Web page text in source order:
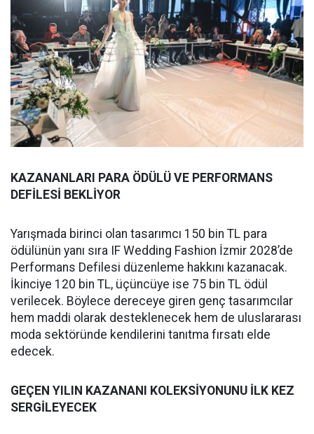
KAZANANLARI PARA ÖDÜLÜ VE PERFORMANS
DEFİLESİ BEKLİYOR
Yarışmada birinci olan tasarımcı 150 bin TL para
ödülünün yanı sıra IF Wedding Fashion İzmir 2028’de
Performans Defilesi düzenleme hakkını kazanacak.
İkinciye 120 bin TL, üçüncüye ise 75 bin TL ödül
verilecek. Böylece dereceye giren genç tasarımcılar
hem maddi olarak desteklenecek hem de uluslararası
moda sektöründe kendilerini tanıtma fırsatı elde
edecek.
GEÇEN YILIN KAZANANI KOLEKSİYONUNU İLK KEZ
SERGİLEYECEK